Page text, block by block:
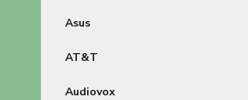
Asus
AT&T
Audiovox